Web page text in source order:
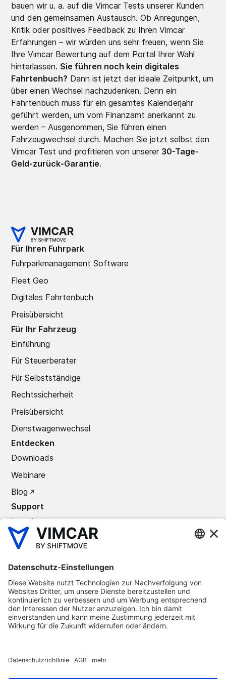
bauen wir u. a. auf die Vimcar Tests unserer Kunden
und den gemeinsamen Austausch. Ob Anregungen,
Kritik oder positives Feedback zu Ihren Vimcar
Erfahrungen – wir würden uns sehr freuen, wenn Sie
Ihre Vimcar Bewertung auf dem Portal Ihrer Wahl
hinterlassen. Sie führen noch kein digitales
Fahrtenbuch? Dann ist jetzt der ideale Zeitpunkt, um
über einen Wechsel nachzudenken. Denn ein
Fahrtenbuch muss für ein gesamtes Kalenderjahr
geführt werden, um vom Finanzamt anerkannt zu
werden – Ausgenommen, Sie führen einen
Fahrzeugwechsel durch. Machen Sie jetzt selbst den
Vimcar Test und profitieren von unserer 30-Tage-
Geld-zurück-Garantie.
Für Ihren Fuhrpark
Fuhrparkmanagement Software
Fleet Geo
Digitales Fahrtenbuch
Preisübersicht
Für Ihr Fahrzeug
Einführung
Für Steuerberater
Für Selbstständige
Rechtssicherheit
Preisübersicht
Dienstwagenwechsel
Entdecken
Downloads
Webinare
Blog
Support
Installation
Support Center
Unternehmen
Über uns
Karriere
Partner